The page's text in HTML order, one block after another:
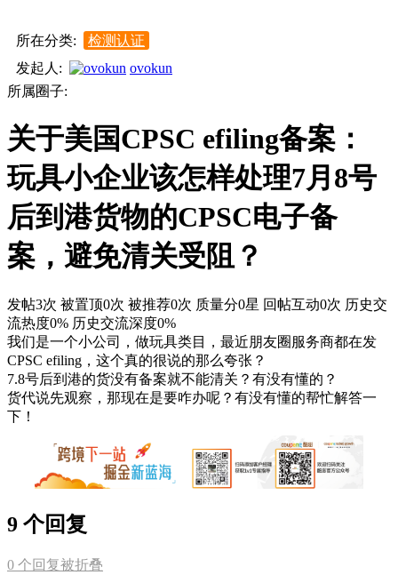
所在分类:
检测认证
发起人:
ovokun
所属圈子:
关于美国CPSC efiling备案：
玩具小企业该怎样处理7月8号
后到港货物的CPSC电子备
案，避免清关受阻？
发帖3次 被置顶0次 被推荐0次 质量分0星 回帖互动0次 历史交
流热度0% 历史交流深度0%
我们是一个小公司，做玩具类目，最近朋友圈服务商都在发
CPSC efiling，这个真的很说的那么夸张？
7.8号后到港的货没有备案就不能清关？有没有懂的？
货代说先观察，那现在是要咋办呢？有没有懂的帮忙解答一
下！
9 个回复
0 个回复被折叠